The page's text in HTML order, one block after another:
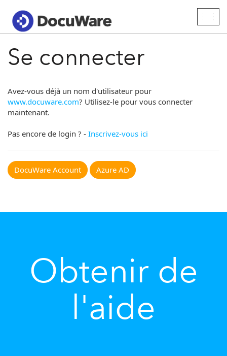
Se connecter
Avez-vous déjà un nom d'utilisateur pour
www.docuware.com? Utilisez-le pour vous connecter
maintenant.
Pas encore de login ? - Inscrivez-vous ici
DocuWare Account Azure AD
Obtenir de
l'aide